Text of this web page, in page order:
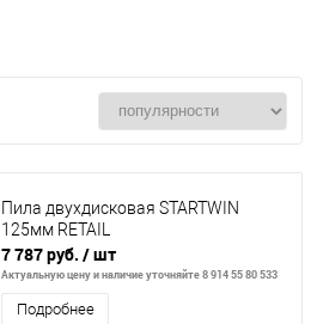
Пила двухдисковая STARTWIN
125мм RETAIL
7 787 руб. / шт
Актуальную цену и наличие уточняйте 8 914 55 80 533
Подробнее